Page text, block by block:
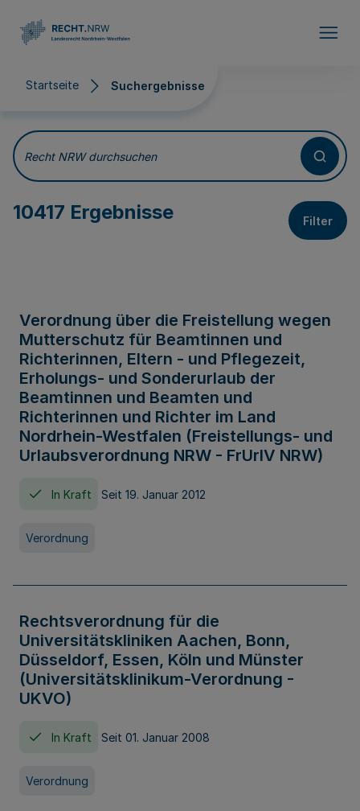
Startseite Suchergebnisse
Suchergebnisse
Recht NRW durchsuchen
10417 Ergebnisse Filter
Verordnung über die Freistellung wegen
Mutterschutz für Beamtinnen und
Richterinnen, Eltern - und Pflegezeit,
Erholungs- und Sonderurlaub der
Beamtinnen und Beamten und
Richterinnen und Richter im Land
Nordrhein-Westfalen (Freistellungs- und
Urlaubsverordnung NRW - FrUrlV NRW)
In Kraft Seit 19. Januar 2012
Verordnung
Rechtsverordnung für die
Universitätskliniken Aachen, Bonn,
Düsseldorf, Essen, Köln und Münster
(Universitätsklinikum-Verordnung -
UKVO)
In Kraft Seit 01. Januar 2008
Verordnung